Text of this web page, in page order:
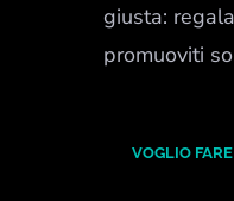
giusta:
promuoviti
VOGLIO